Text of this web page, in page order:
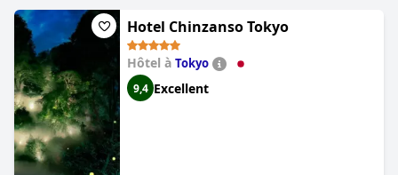
Hotel Chinzanso Tokyo
Hôtel à Tokyo
9,4 Excellent